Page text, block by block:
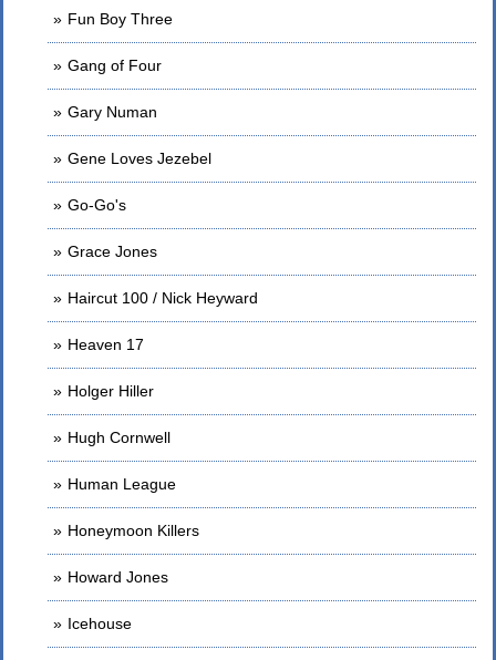
Fun Boy Three
Gang of Four
Gary Numan
Gene Loves Jezebel
Go-Go's
Grace Jones
Haircut 100 / Nick Heyward
Heaven 17
Holger Hiller
Hugh Cornwell
Human League
Honeymoon Killers
Howard Jones
Icehouse